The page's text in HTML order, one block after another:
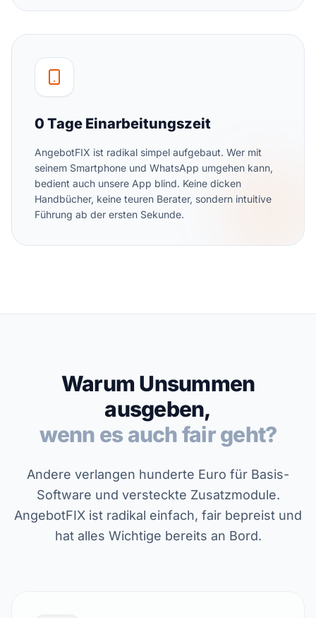
0 Tage Einarbeitungszeit
AngebotFIX ist radikal simpel aufgebaut. Wer mit
seinem Smartphone und WhatsApp umgehen kann,
bedient auch unsere App blind. Keine dicken
Handbücher, keine teuren Berater, sondern intuitive
Führung ab der ersten Sekunde.
Warum Unsummen
ausgeben,
wenn es auch fair geht?
Andere verlangen hunderte Euro für Basis-
Software und versteckte Zusatzmodule.
AngebotFIX ist radikal einfach, fair bepreist und
hat alles Wichtige bereits an Bord.